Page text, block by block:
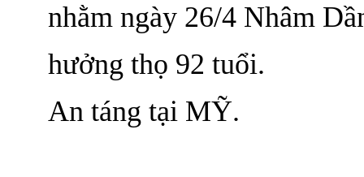
nhằm ngày 26/4 Nhâm
hưởng thọ 92 tuổi.
An táng tại MỸ.